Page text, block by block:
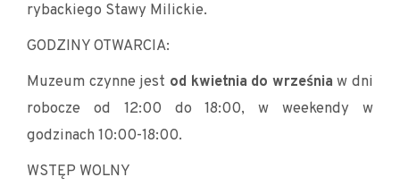
rybackiego Stawy Milickie.
GODZINY OTWARCIA:
Muzeum czynne jest od kwietnia do września w dni
robocze od 12:00 do 18:00, w weekendy w
godzinach 10:00-18:00.
WSTĘP WOLNY